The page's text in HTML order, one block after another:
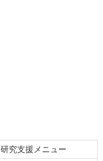
研究支援メニュー